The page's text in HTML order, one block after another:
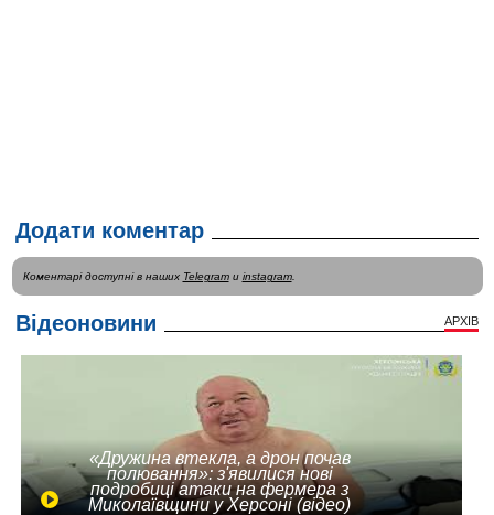
Додати коментар
Коментарі доступні в наших Telegramи instagram.
Відеоновини АРХІВ
«Дружина втекла, а дрон почав
полювання»: з'явилися нові
подробиці атаки на фермера з
Миколаївщини у Херсоні (відео)